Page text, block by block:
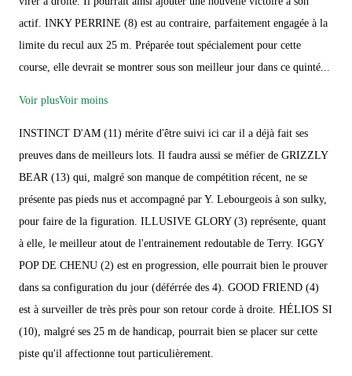
actif. INKY PERRINE (8) est au contraire, parfaitement engagée à la
limite du recul aux 25 m. Préparée tout spécialement pour cette
course, elle devrait se montrer sous son meilleur jour dans ce quinté...
Voir plusVoir moins
INSTINCT D'AM (11) mérite d'être suivi ici car il a déjà fait ses
preuves dans de meilleurs lots. Il faudra aussi se méfier de GRIZZLY
BEAR (13) qui, malgré son manque de compétition récent, ne se
présente pas pieds nus et accompagné par Y. Lebourgeois à son sulky,
pour faire de la figuration. ILLUSIVE GLORY (3) représente, quant
à elle, le meilleur atout de l'entrainement redoutable de Terry. IGGY
POP DE CHENU (2) est en progression, elle pourrait bien le prouver
dans sa configuration du jour (déférrée des 4). GOOD FRIEND (4)
est à surveiller de très près pour son retour corde à droite. HÉLIOS SI
(10), malgré ses 25 m de handicap, pourrait bien se placer sur cette
piste qu'il affectionne tout particulièrement.